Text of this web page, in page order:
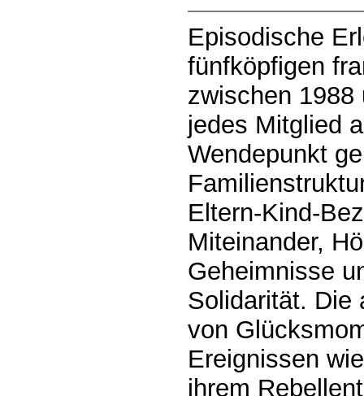
Episodische
fünfköpfigen
zwischen 1988
jedes Mitglied
Wendepunkt
Eltern-Kind-
Miteinander,
Geheimnisse
Solidarität. Die
von
Ereignissen
ihrem